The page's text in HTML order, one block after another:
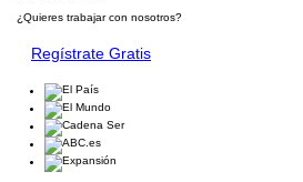
¿Quieres trabajar con nosotros?
Regístrate Gratis